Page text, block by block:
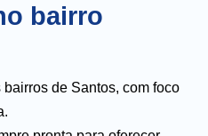
bairro
de Santos, com foco